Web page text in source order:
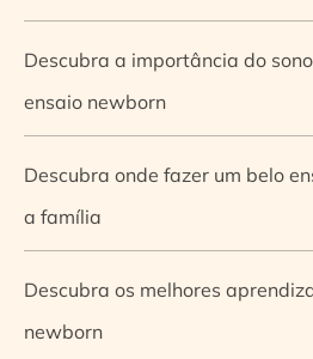
Descubra a importância do
ensaio newborn
Descubra onde fazer um belo
a família
Descubra os melhores
newborn